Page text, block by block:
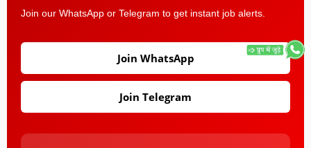
Join our WhatsApp or Telegram to get instant job alerts.
Join WhatsApp
Join Telegram